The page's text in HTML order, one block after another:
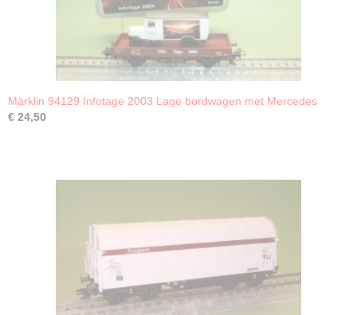
Märklin 94129 Infotage 2003 Lage bordwagen met Mercedes
€ 24,50